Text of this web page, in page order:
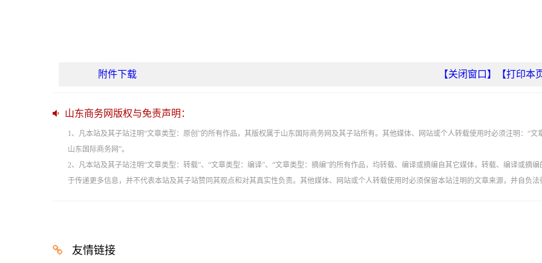
附件下载 【打印本
【关闭窗口】
山东商务网版权与免责声明：
1、凡本站及其子站注明“文章类型：原创”的所有作品，其版权属于山东国际商务网及其子站所有。其他媒体、网站或个人转载使用时必须注明：“文
山东国际商务网”。
2、凡本站及其子站注明“文章类型：转载”、“文章类型：编译”、“文章类型：摘编”的所有作品，均转载、编译或摘编自其它媒体，转载、编译或摘编
于传递更多信息，并不代表本站及其子站赞同其观点和对其真实性负责。其他媒体、网站或个人转载使用时必须保留本站注明的文章来源，并自负法